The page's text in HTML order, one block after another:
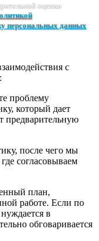
оценки
персональных данных
с
проблему
который дает
предварительную
после чего мы
согласовываем
план,
работе. Если по
в
обговаривается